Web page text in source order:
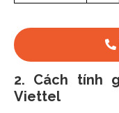
2. Cách tính
Viettel